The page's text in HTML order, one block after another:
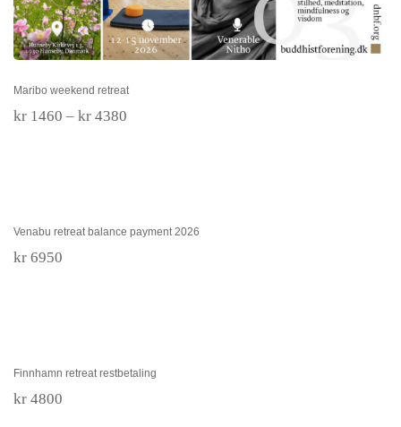
Maribo weekend retreat
kr1460 – kr4380Prisområde:
Venabu retreat balance payment 2026
kr6950
Finnhamn retreat restbetaling
kr4800